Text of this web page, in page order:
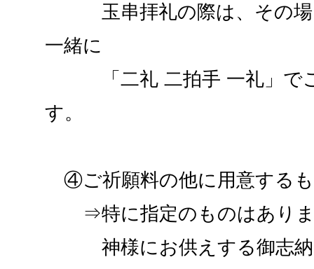
玉串拝礼の際は、その場
一緒に
「二礼 二拍手 一礼」でご
す。
④ご祈願料の他に用意する
⇒特に指定のものはありま
神様にお供えする御志納